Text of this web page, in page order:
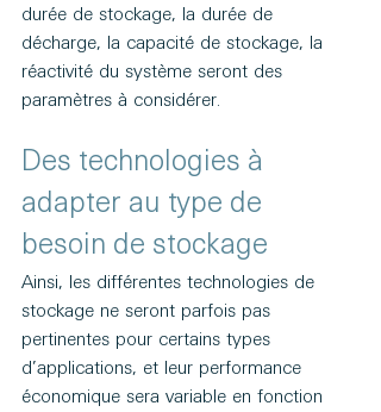
durée de stockage, la durée de
décharge, la capacité de stockage, la
réactivité du système seront des
paramètres à considérer.
Des technologies à
adapter au type de
besoin de stockage
Ainsi, les différentes technologies de
stockage ne seront parfois pas
pertinentes pour certains types
d’applications, et leur performance
économique sera variable en fonction